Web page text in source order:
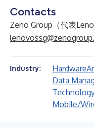
Contacts
Zeno Group（代表
Industry: Hardware
Data
Mobile/